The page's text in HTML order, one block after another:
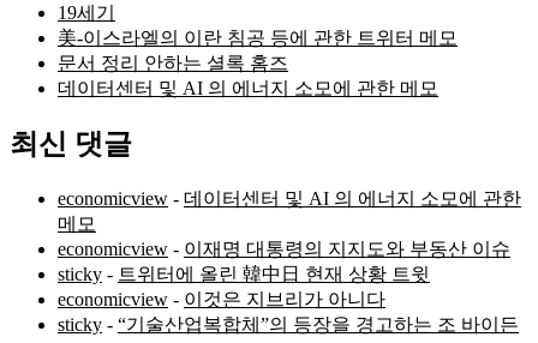
19세기
美-이스라엘의 이란 침공 등에 관한 트위터 메모
문서 정리 안하는 셜록 홈즈
데이터센터 및 AI 의 에너지 소모에 관한 메모
최신 댓글
economicview - 데이터센터 및 AI 의 에너지 소모에 관한
메모
economicview - 이재명 대통령의 지지도와 부동산 이슈
sticky - 트위터에 올린 韓中日 현재 상황 트윗
economicview - 이것은 지브리가 아니다
sticky - “기술산업복합체”의 등장을 경고하는 조 바이든